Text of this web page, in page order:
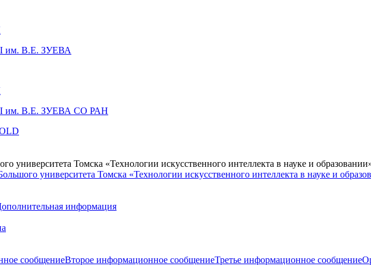
В.Е. ЗУЕВА
им. В.Е. ЗУЕВА СО РАН
университета Томска «Технологии искусственного интеллекта в науке и
университета Томска «Технологии искусственного интеллекта в науке и
информация
сообщениеВторое информационное сообщениеТретье информационное сообщение